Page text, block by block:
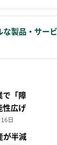
な製品・サービ
で「障
性広げ
日
が半減